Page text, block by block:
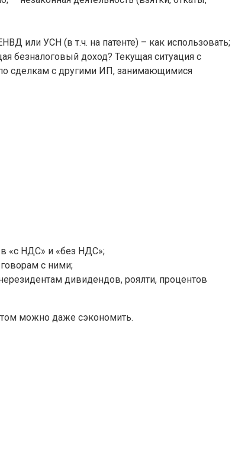
или УСН (в т.ч. на патенте) – как использовать;
безналоговый доход? Текущая ситуация с
сделкам с другими ИП, занимающимися
«с НДС» и «без НДС»;
с ними;
дивидендов, роялти, процентов
можно даже сэкономить.